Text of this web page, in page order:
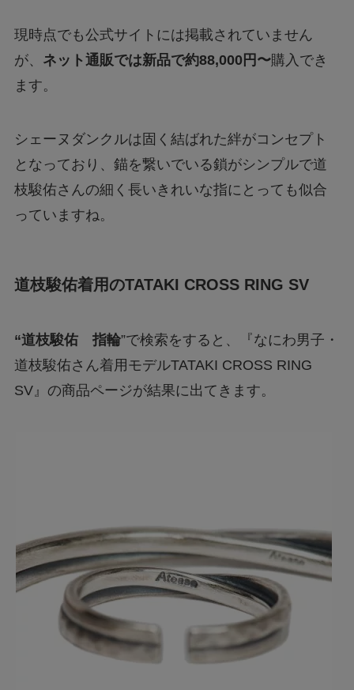
現時点でも公式サイトには掲載されていません
が、 ネット通販では新品で約88,000円〜購入でき
ます。
シェーヌダンクルは固く結ばれた絆がコンセプト
となっており、錨を繋いでいる鎖がシンプルで道
枝駿佑さんの細く長いきれいな指にとっても似合
っていますね。
道枝駿佑着用のTATAKI CROSS RING SV
“道枝駿佑 指輪”で検索をすると、『なにわ男子・
道枝駿佑さん着用モデルTATAKI CROSS RING
SV』の商品ページが結果に出てきます。